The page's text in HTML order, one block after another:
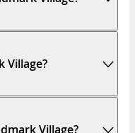
Village?
Village?